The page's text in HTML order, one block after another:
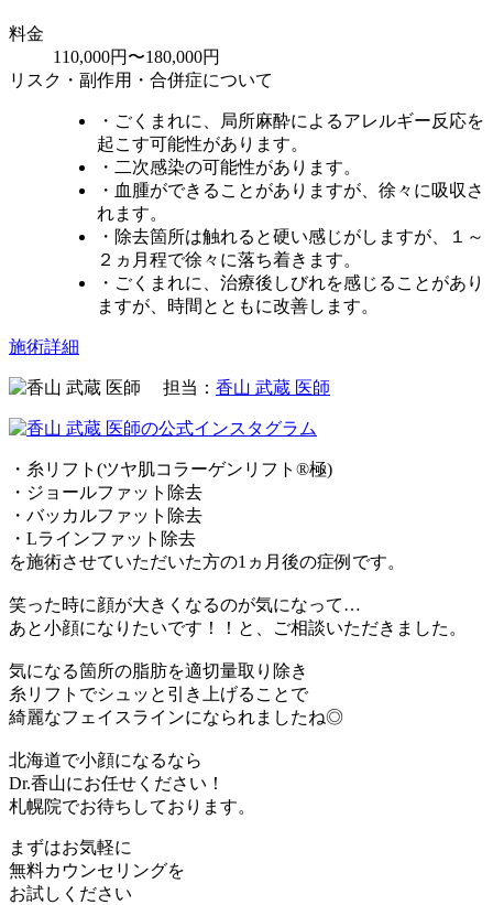
料金
110,000円〜180,000円
リスク・副作用・合併症について
・ごくまれに、局所麻酔によるアレルギー反応を
起こす可能性があります。
・二次感染の可能性があります。
・血腫ができることがありますが、徐々に吸収さ
れます。
・除去箇所は触れると硬い感じがしますが、１～
２ヵ月程で徐々に落ち着きます。
・ごくまれに、治療後しびれを感じることがあり
ますが、時間とともに改善します。
施術詳細
担当： 香山 武蔵 医師
・糸リフト(ツヤ肌コラーゲンリフト®極)
・ジョールファット除去
・バッカルファット除去
・Lラインファット除去
を施術させていただいた方の1ヵ月後の症例です。
笑った時に顔が大きくなるのが気になって…
あと小顔になりたいです！！と、ご相談いただきました。
気になる箇所の脂肪を適切量取り除き
糸リフトでシュッと引き上げることで
綺麗なフェイスラインになられましたね◎
北海道で小顔になるなら
Dr.香山にお任せください！
札幌院でお待ちしております。
まずはお気軽に
無料カウンセリングを
お試しください